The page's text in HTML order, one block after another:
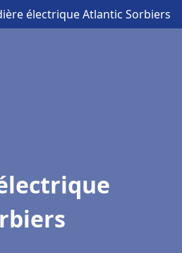
électrique Atlantic Sorbiers